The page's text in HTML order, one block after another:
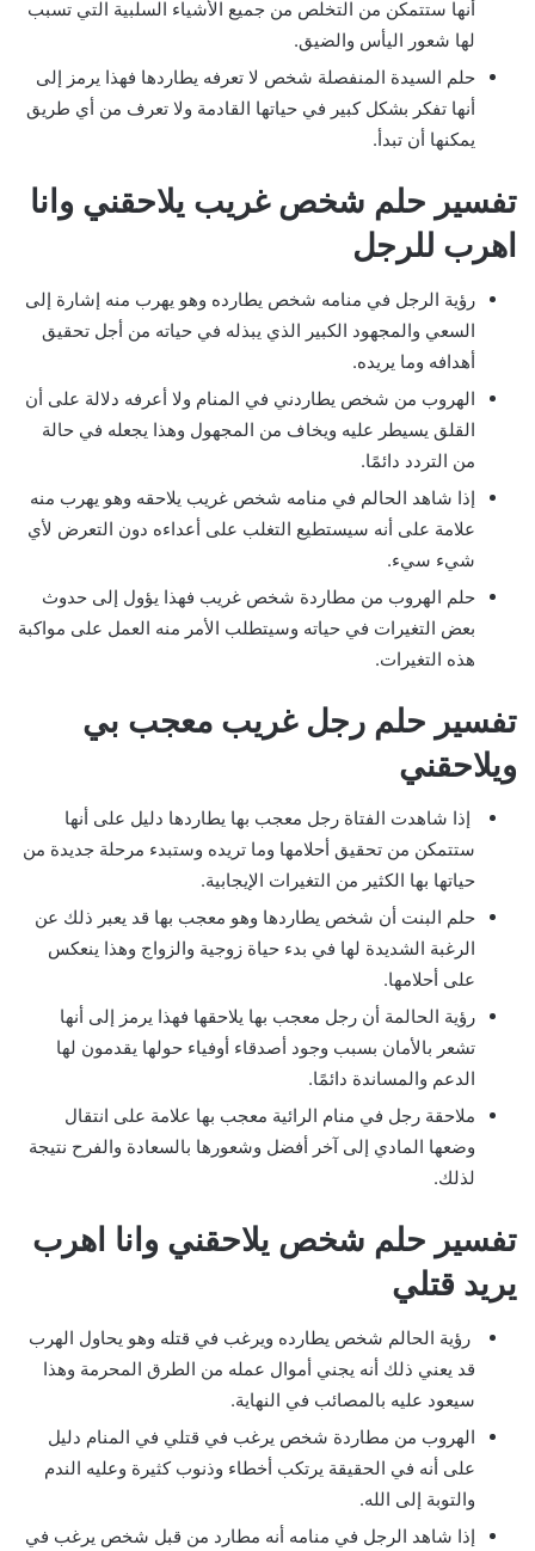
أنها ستتمكن من التخلص من جميع الأشياء السلبية التي تسبب
لها شعور اليأس والضيق.
حلم السيدة المنفصلة شخص لا تعرفه يطاردها فهذا يرمز إلى
أنها تفكر بشكل كبير في حياتها القادمة ولا تعرف من أي طريق
يمكنها أن تبدأ.
تفسير حلم شخص غريب يلاحقني وانا
اهرب للرجل
رؤية الرجل في منامه شخص يطارده وهو يهرب منه إشارة إلى
السعي والمجهود الكبير الذي يبذله في حياته من أجل تحقيق
أهدافه وما يريده.
الهروب من شخص يطاردني في المنام ولا أعرفه دلالة على أن
القلق يسيطر عليه ويخاف من المجهول وهذا يجعله في حالة
من التردد دائمًا.
إذا شاهد الحالم في منامه شخص غريب يلاحقه وهو يهرب منه
علامة على أنه سيستطيع التغلب على أعداءه دون التعرض لأي
شيء سيء.
حلم الهروب من مطاردة شخص غريب فهذا يؤول إلى حدوث
بعض التغيرات في حياته وسيتطلب الأمر منه العمل على مواكبة
هذه التغيرات.
تفسير حلم رجل غريب معجب بي
ويلاحقني
إذا شاهدت الفتاة رجل معجب بها يطاردها دليل على أنها
ستتمكن من تحقيق أحلامها وما تريده وستبدء مرحلة جديدة من
حياتها بها الكثير من التغيرات الإيجابية.
حلم البنت أن شخص يطاردها وهو معجب بها قد يعبر ذلك عن
الرغبة الشديدة لها في بدء حياة زوجية والزواج وهذا ينعكس
على أحلامها.
رؤية الحالمة أن رجل معجب بها يلاحقها فهذا يرمز إلى أنها
تشعر بالأمان بسبب وجود أصدقاء أوفياء حولها يقدمون لها
الدعم والمساندة دائمًا.
ملاحقة رجل في منام الرائية معجب بها علامة على انتقال
وضعها المادي إلى آخر أفضل وشعورها بالسعادة والفرح نتيجة
لذلك.
تفسير حلم شخص يلاحقني وانا اهرب
يريد قتلي
رؤية الحالم شخص يطارده ويرغب في قتله وهو يحاول الهرب
قد يعني ذلك أنه يجني أموال عمله من الطرق المحرمة وهذا
سيعود عليه بالمصائب في النهاية.
الهروب من مطاردة شخص يرغب في قتلي في المنام دليل
على أنه في الحقيقة يرتكب أخطاء وذنوب كثيرة وعليه الندم
والتوبة إلى الله.
إذا شاهد الرجل في منامه أنه مطارد من قبل شخص يرغب في